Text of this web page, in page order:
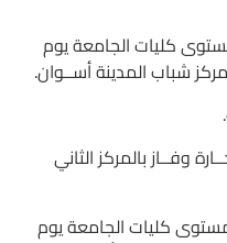
كليات الجامعة يوم
وفــاز بالمركز الثاني
كليات الجامعة يوم